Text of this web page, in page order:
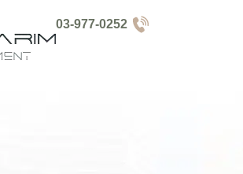
03-977-0252